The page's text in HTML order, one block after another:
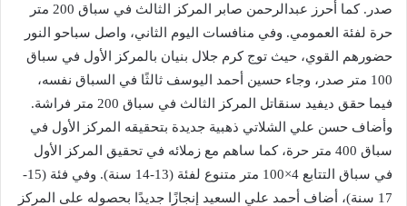
صدر. كما أحرز عبدالرحمن صابر المركز الثالث في سباق 200 متر
حرة لفئة العمومي. وفي منافسات اليوم الثاني، واصل سباحو النور
حضورهم القوي، حيث توج كرم جلال بنيان بالمركز الأول في سباق
100 متر صدر، وجاء حسين أحمد اليوسف ثالثًا في السباق نفسه،
فيما حقق ديفيد سنقاتل المركز الثالث في سباق 200 متر فراشة.
وأضاف حسن علي الشلاتي ذهبية جديدة بتحقيقه المركز الأول في
سباق 400 متر حرة، كما ساهم مع زملائه في تحقيق المركز الأول
في سباق التتابع 4×100 متر متنوع لفئة (13-14 سنة). وفي فئة (15-
17 سنة)، أضاف أحمد علي السعيد إنجازًا جديدًا بحصوله على المركز